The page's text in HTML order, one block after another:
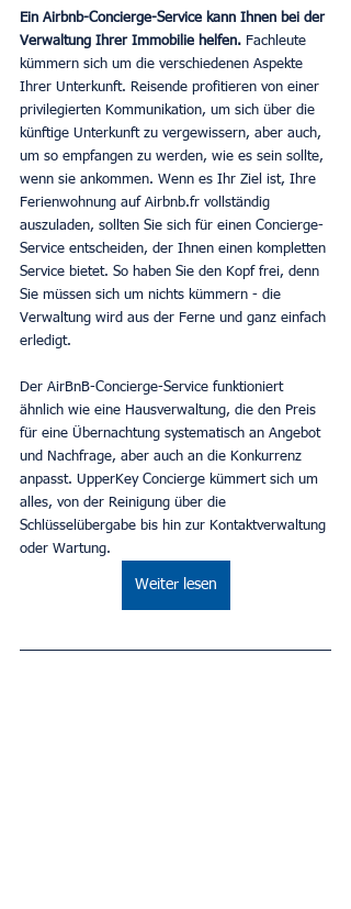
Ein Airbnb-Concierge-Service kann Ihnen bei der
Verwaltung Ihrer Immobilie helfen. Fachleute
kümmern sich um die verschiedenen Aspekte
Ihrer Unterkunft. Reisende profitieren von einer
privilegierten Kommunikation, um sich über die
künftige Unterkunft zu vergewissern, aber auch,
um so empfangen zu werden, wie es sein sollte,
wenn sie ankommen. Wenn es Ihr Ziel ist, Ihre
Ferienwohnung auf Airbnb.fr vollständig
auszuladen, sollten Sie sich für einen Concierge-
Service entscheiden, der Ihnen einen kompletten
Service bietet. So haben Sie den Kopf frei, denn
Sie müssen sich um nichts kümmern - die
Verwaltung wird aus der Ferne und ganz einfach
erledigt.
Der AirBnB-Concierge-Service funktioniert
ähnlich wie eine Hausverwaltung, die den Preis
für eine Übernachtung systematisch an Angebot
und Nachfrage, aber auch an die Konkurrenz
anpasst. UpperKey Concierge kümmert sich um
alles, von der Reinigung über die
Schlüsselübergabe bis hin zur Kontaktverwaltung
oder Wartung.
Weiter lesen